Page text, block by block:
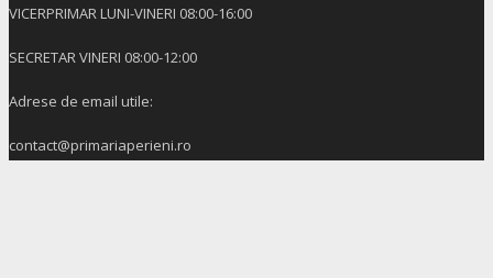
VICERPRIMAR LUNI-VINERI 08:00-16:00
SECRETAR VINERI 08:00-12:00
Adrese de email utile:
contact@primariaperieni.ro